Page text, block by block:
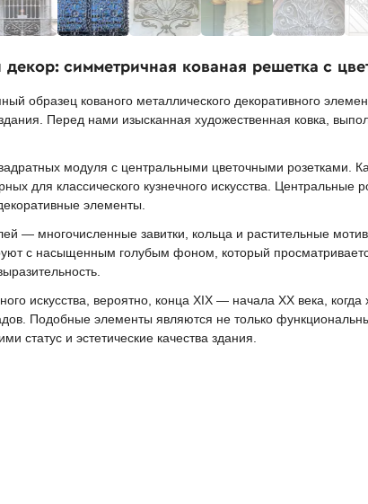
симметричная кованая решетка с
образец кованого металлического декоративного
Перед нами изысканная художественная ковка,
модуля с центральными цветочными розетками.
для классического кузнечного искусства. Центральные
элементы.
— многочисленные завитки, кольца и растительные
с насыщенным голубым фоном, который
искусства, вероятно, конца XIX — начала XX века, когда
Подобные элементы являются не только
статус и эстетические качества здания.